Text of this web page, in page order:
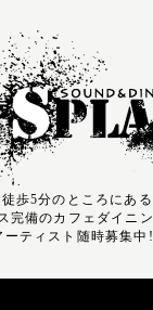
歩5分のところにあ
完備のカフェダイニン
ーティスト随時募集中